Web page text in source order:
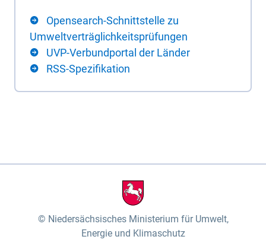
Opensearch-Schnittstelle zu
Umweltverträglichkeitsprüfungen
UVP-Verbundportal der Länder
RSS-Spezifikation
Niedersächsisches Ministerium für Umwelt,
Energie und Klimaschutz